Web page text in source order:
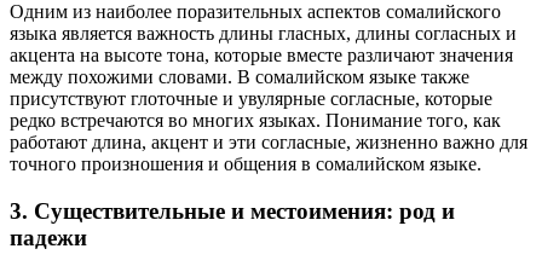
Одним из наиболее поразительных аспектов сомалийского
языка является важность длины гласных, длины согласных и
акцента на высоте тона, которые вместе различают значения
между похожими словами. В сомалийском языке также
присутствуют глоточные и увулярные согласные, которые
редко встречаются во многих языках. Понимание того, как
работают длина, акцент и эти согласные, жизненно важно для
точного произношения и общения в сомалийском языке.
3. Существительные и местоимения: род и
падежи